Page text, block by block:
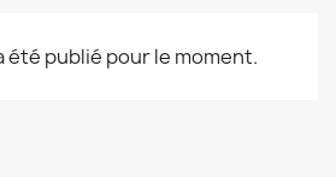
été publié pour le moment.